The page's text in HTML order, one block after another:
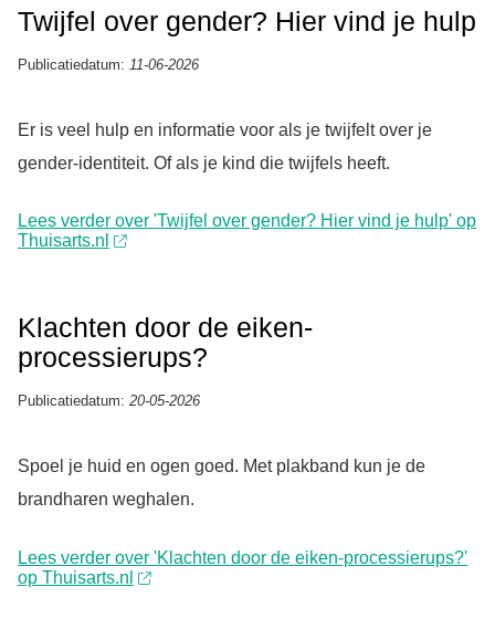
Twijfel over gender? Hier vind je hulp
Publicatiedatum: 11-06-2026
Er is veel hulp en informatie voor als je twijfelt over je
gender-identiteit. Of als je kind die twijfels heeft.
Lees verder over 'Twijfel over gender? Hier vind je hulp' op
Thuisarts.nl
Klachten door de eiken-
processierups?
Publicatiedatum: 20-05-2026
Spoel je huid en ogen goed. Met plakband kun je de
brandharen weghalen.
Lees verder over 'Klachten door de eiken-processierups?'
op Thuisarts.nl